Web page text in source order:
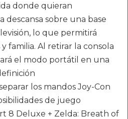
donde quieran
descansa sobre una base
lo que permitirá
familia. Al retirar la consola
el modo portátil en una
los mandos Joy-Con
de juego
8 Deluxe + Zelda: Breath of